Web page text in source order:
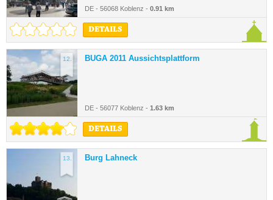
DE - 56068 Koblenz - 0.91 km
DETAILS
12. BUGA 2011 Aussichtsplattform
DE - 56077 Koblenz - 1.63 km
DETAILS
13. Burg Lahneck